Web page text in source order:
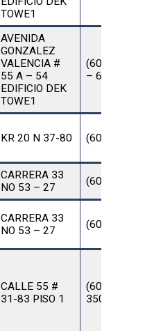
TOWE1
AVENIDA
GONZALEZ
VALENCIA #
55 A – 54
EDIFICIO DEK
TOWE1
(602)
– 6914347
KR 20 N 37-80 (602)
CARRERA 33
NO 53 – 27
(602)
CARRERA 33
NO 53 – 27
(602)
CALLE 55 #
31-83 PISO 1
(602)
3502474780